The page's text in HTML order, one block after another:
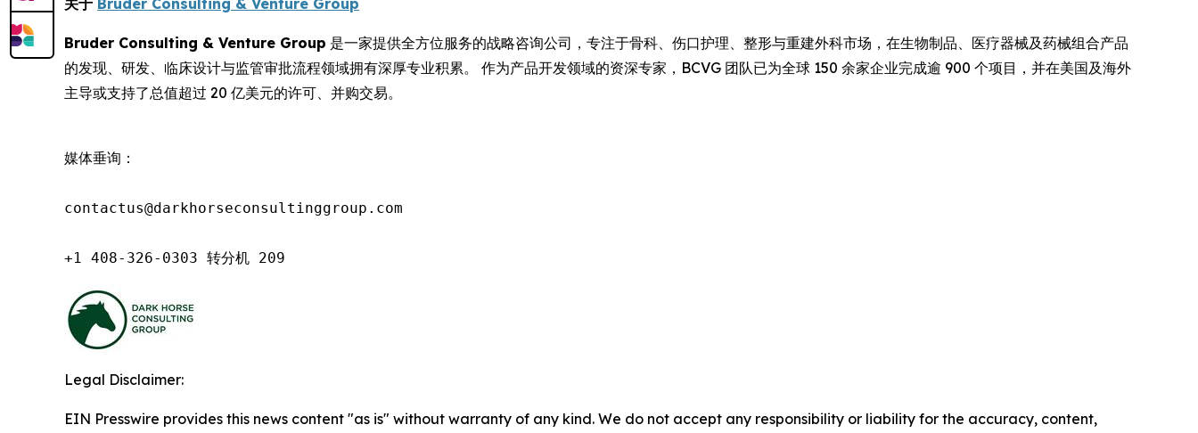
Bruder Consulting & Venture Group 是一家提供全方位服务的战略咨询公司，专注于骨科、伤口护理、整形与重建外科市场，在生物制品、医疗器械及药械组合产品
的发现、研发、临床设计与监管审批流程领域拥有深厚专业积累。 作为产品开发领域的资深专家，BCVG 团队已为全球 150 余家企业完成逾 900 个项目，并在美国及海外
主导或支持了总值超过 20 亿美元的许可、并购交易。
媒体垂询：
contactus@darkhorseconsultinggroup.com
+1 408-326-0303 转分机 209
Legal Disclaimer:
EIN Presswire provides this news content "as is" without warranty of any kind. We do not accept any responsibility or liability for the accuracy, content,